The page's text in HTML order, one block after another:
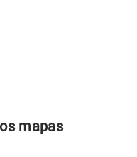
mapas